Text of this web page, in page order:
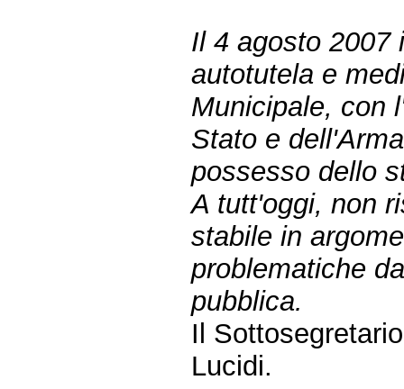
Il 4 agosto 2007
autotutela e
Municipale, con
Stato e
possesso dello
A tutt'oggi, non
stabile in
problematiche
pubblica.
Il
Lucidi.